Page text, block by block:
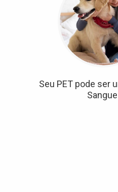
Seu PET pode ser